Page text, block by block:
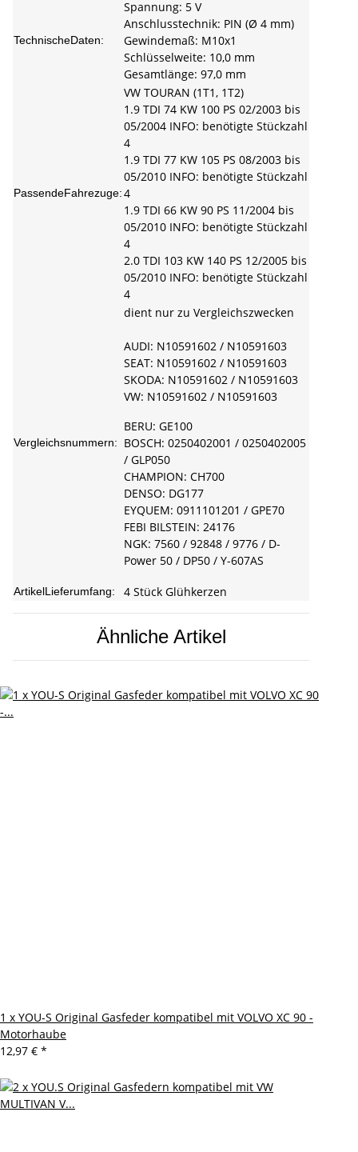
TechnischeDaten:
Spannung: 5 V
Anschlusstechnik: PIN (Ø 4 mm)
Gewindemaß: M10x1
Schlüsselweite: 10,0 mm
Gesamtlänge: 97,0 mm
PassendeFahrezuge:
VW TOURAN (1T1, 1T2)
1.9 TDI 74 KW 100 PS 02/2003 bis
05/2004 INFO: benötigte Stückzahl
4
1.9 TDI 77 KW 105 PS 08/2003 bis
05/2010 INFO: benötigte Stückzahl
4
1.9 TDI 66 KW 90 PS 11/2004 bis
05/2010 INFO: benötigte Stückzahl
4
2.0 TDI 103 KW 140 PS 12/2005 bis
05/2010 INFO: benötigte Stückzahl
4
Vergleichsnummern:
dient nur zu Vergleichszwecken
AUDI: N10591602 / N10591603
SEAT: N10591602 / N10591603
SKODA: N10591602 / N10591603
VW: N10591602 / N10591603
BERU: GE100
BOSCH: 0250402001 / 0250402005
/ GLP050
CHAMPION: CH700
DENSO: DG177
EYQUEM: 0911101201 / GPE70
FEBI BILSTEIN: 24176
NGK: 7560 / 92848 / 9776 / D-
Power 50 / DP50 / Y-607AS
ArtikelLieferumfang: 4 Stück Glühkerzen
Ähnliche Artikel
1 x YOU-S Original Gasfeder kompatibel mit VOLVO XC 90 -
Motorhaube
12,97 € *